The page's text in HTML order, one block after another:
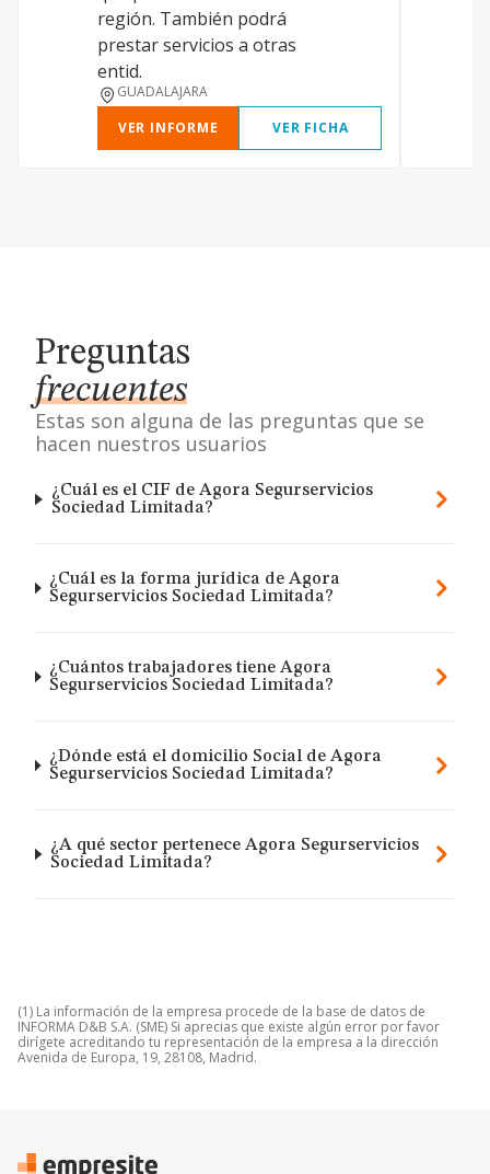
región. También podrá
prestar servicios a otras
entid.
GUADALAJARA
VER INFORME
VER FICHA
Preguntas
frecuentes
Estas son alguna de las preguntas que se
hacen nuestros usuarios
¿Cuál es el CIF de Agora Segurservicios
Sociedad Limitada?
¿Cuál es la forma jurídica de Agora
Segurservicios Sociedad Limitada?
¿Cuántos trabajadores tiene Agora
Segurservicios Sociedad Limitada?
¿Dónde está el domicilio Social de Agora
Segurservicios Sociedad Limitada?
¿A qué sector pertenece Agora Segurservicios
Sociedad Limitada?
(1) La información de la empresa procede de la base de datos de
INFORMA D&B S.A. (SME) Si aprecias que existe algún error por favor
dirígete acreditando tu representación de la empresa a la dirección
Avenida de Europa, 19, 28108, Madrid.